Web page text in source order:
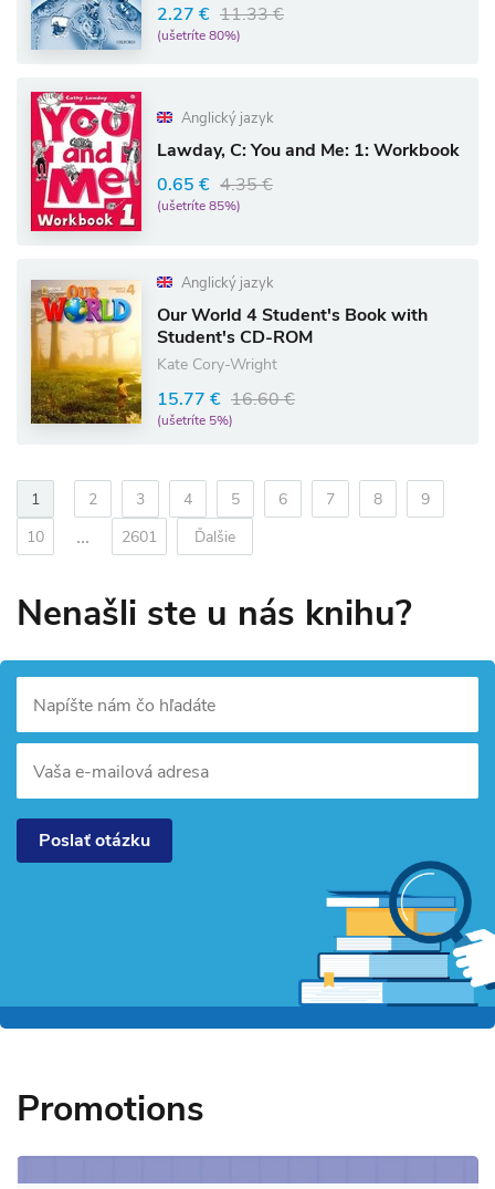
2.27 € 11.33 €
(ušetríte 80%)
Anglický jazyk
Lawday, C: You and Me: 1: Workbook
0.65 € 4.35 €
(ušetríte 85%)
Anglický jazyk
Our World 4 Student's Book with
Student's CD-ROM
Kate Cory-Wright
15.77 € 16.60 €
(ušetríte 5%)
1 2 3 4 5 6 7 8
9
10
... 2601 Ďalšie
Nenašli ste u nás knihu?
Napíšte nám čo hľadáte
Vaša e-mailová adresa
Poslať otázku
Promotions